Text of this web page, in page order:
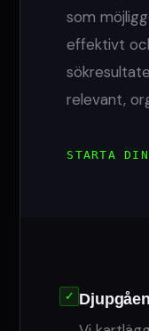
som
effektivt
relevant,
STARTA
✓